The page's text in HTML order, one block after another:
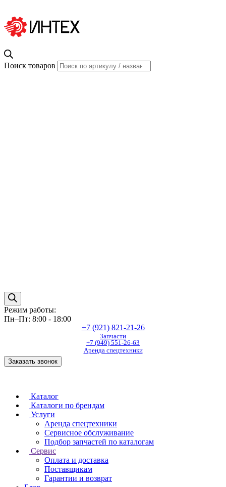
Поиск товаров
Режим работы:
Пн–Пт: 8:00 - 18:00
+7 (921) 821-21-26
Запчасти
+7 (949) 551-26-63
Аренда спецтехники
Заказать звонок
Каталог
Каталоги по брендам
Услуги
Аренда спецтехники
Сервисное обслуживание
Подбор запчастей по каталогам
Сервис
Оплата и доставка
Поставщикам
Гарантии и возврат